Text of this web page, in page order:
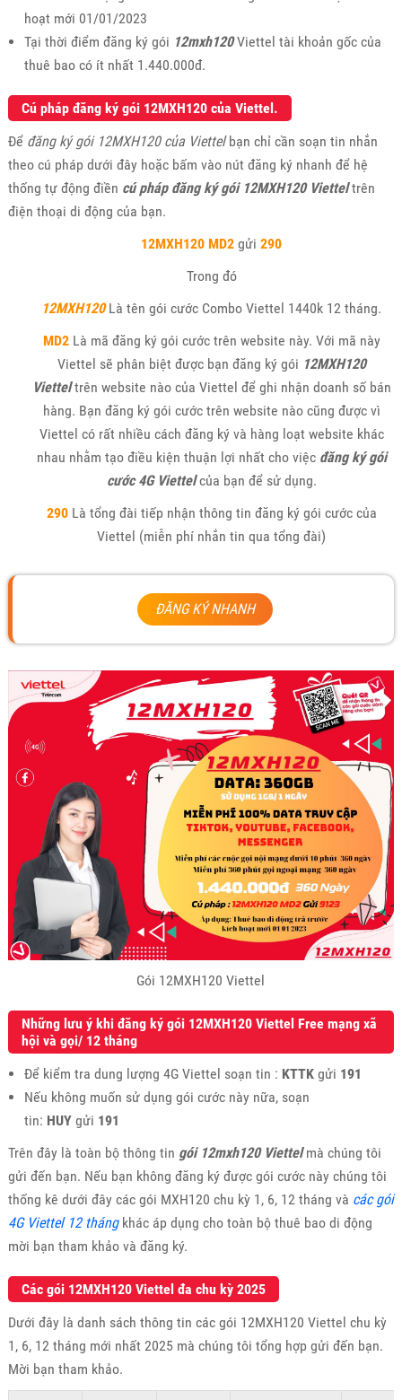
hoạt mới 01/01/2023
Tại thời điểm đăng ký gói 12mxh120Viettel tài khoản gốc của
thuê bao có ít nhất 1.440.000đ.
Cú pháp đăng ký gói 12MXH120 của Viettel.
Để đăng ký gói 12MXH120 của Viettelbạn chỉ cần soạn tin nhắn
theo cú pháp dưới đây hoặc bấm vào nút đăng ký nhanh để hệ
thống tự động điền cú pháp đăng ký gói 12MXH120 Vietteltrên
điện thoại di động của bạn.
12MXH120 MD2 gửi 290
Trong đó
12MXH120 Là tên gói cước Combo Viettel 1440k 12 tháng.
MD2 Là mã đăng ký gói cước trên website này. Với mã này
Viettel sẽ phân biệt được bạn đăng ký gói 12MXH120
Vietteltrên website nào của Viettel để ghi nhận doanh số bán
hàng. Bạn đăng ký gói cước trên website nào cũng được vì
Viettel có rất nhiều cách đăng ký và hàng loạt website khác
nhau nhằm tạo điều kiện thuận lợi nhất cho việc đăng ký gói
cước 4G Viettelcủa bạn để sử dụng.
290Là tổng đài tiếp nhận thông tin đăng ký gói cước của
Viettel (miễn phí nhắn tin qua tổng đài)
ĐĂNG KÝ NHANH
Gói 12MXH120 Viettel
Những lưu ý khi đăng ký gói 12MXH120 Viettel Free mạng xã
hội và gọi/ 12 tháng
Để kiểm tra dung lượng 4G Viettel soạn tin : KTTKgửi 191
Nếu không muốn sử dụng gói cước này nữa, soạn
tin: HUYgửi 191
Trên đây là toàn bộ thông tin gói 12mxh120 Viettelmà chúng tôi
gửi đến bạn. Nếu bạn không đăng ký được gói cước này chúng tôi
thống kê dưới đây các gói MXH120 chu kỳ 1, 6, 12 tháng và các gói
4G Viettel 12 thángkhác áp dụng cho toàn bộ thuê bao di động
mời bạn tham khảo và đăng ký.
Các gói 12MXH120 Viettel đa chu kỳ 2025
Dưới đây là danh sách thông tin các gói 12MXH120 Viettel chu kỳ
1, 6, 12 tháng mới nhất 2025 mà chúng tôi tổng hợp gửi đến bạn.
Mời bạn tham khảo.